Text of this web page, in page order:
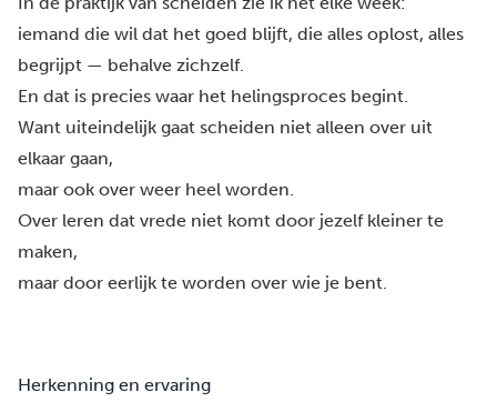
iemand die wil dat het goed blijft, die alles oplost, alles
begrijpt — behalve zichzelf.
En dat is precies waar het helingsproces begint.
Want uiteindelijk gaat scheiden niet alleen over uit
elkaar gaan,
maar ook over weer heel worden.
Over leren dat vrede niet komt door jezelf kleiner te
maken,
maar door eerlijk te worden over wie je bent.
Herkenning en ervaring